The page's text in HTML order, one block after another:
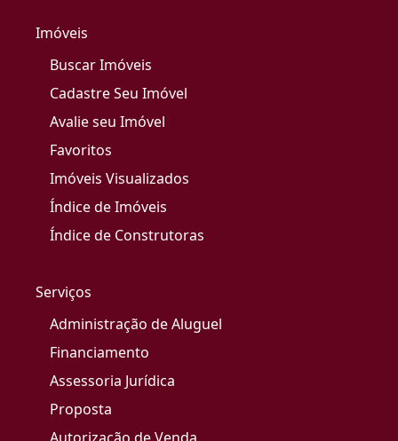
Imóveis
Buscar Imóveis
Cadastre Seu Imóvel
Avalie seu Imóvel
Favoritos
Imóveis Visualizados
Índice de Imóveis
Índice de Construtoras
Serviços
Administração de Aluguel
Financiamento
Assessoria Jurídica
Proposta